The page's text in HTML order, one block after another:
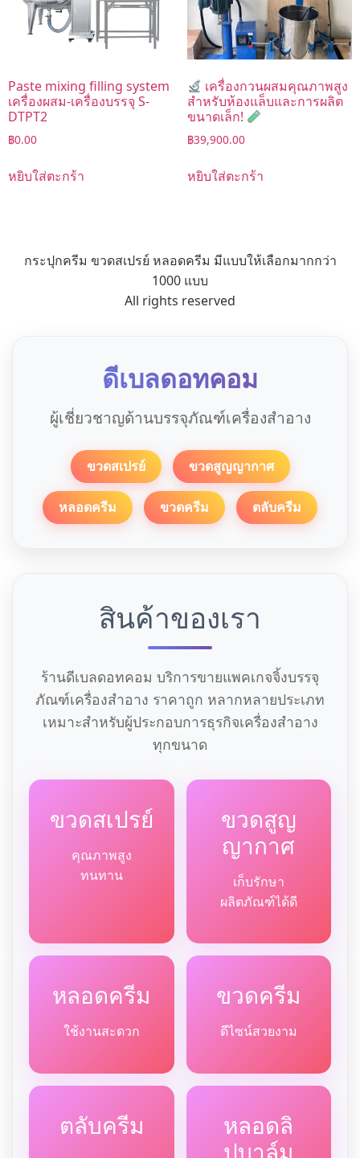
Paste mixing filling system
เครื่องผสม-เครื่องบรรจุ S-
DTPT2
฿0.00
หยิบใส่ตะกร้า
เครื่องกวนผสมคุณภาพสูง
สำหรับห้องแล็บและการผลิต
ขนาดเล็ก!
฿39,900.00
หยิบใส่ตะกร้า
กระปุกครีม ขวดสเปรย์ หลอดครีม มีแบบให้เลือกมากกว่า
1000 แบบ
All rights reserved
ดีเบลดอทคอม
ผู้เชี่ยวชาญด้านบรรจุภัณฑ์เครื่องสำอาง
ขวดสเปรย์ ขวดสูญญากาศ
หลอดครีม ขวดครีม ตลับครีม
สินค้าของเรา
ร้านดีเบลดอทคอม บริการขายแพคเกจจิ้งบรรจุ
ภัณฑ์เครื่องสำอาง ราคาถูก หลากหลายประเภท
เหมาะสำหรับผู้ประกอบการธุรกิจเครื่องสำอาง
ทุกขนาด
ขวดสเปรย์
คุณภาพสูง
ทนทาน
ขวดสูญ
ญากาศ
เก็บรักษา
ผลิตภัณฑ์ได้ดี
หลอดครีม
ใช้งานสะดวก
ขวดครีม
ดีไซน์สวยงาม
ตลับครีม
หลอดลิ
ปบาล์ม